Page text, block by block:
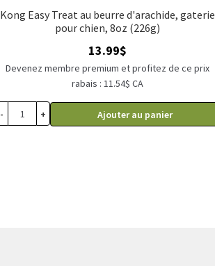
Kong Easy Treat au beurre d'arachide, gaterie
pour chien, 8oz (226g)
13.99$
Devenez membre premium et profitez de ce prix
rabais : 11.54$ CA
- + Ajouter au panier